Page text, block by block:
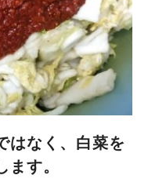
はなく、白菜を
す。